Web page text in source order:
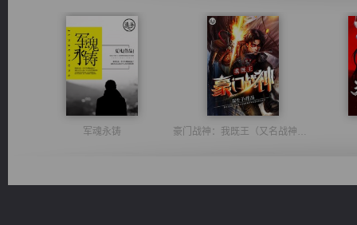
军魂永铸 豪门战神：我既王（又名战神归来不败神婿修罗战神）